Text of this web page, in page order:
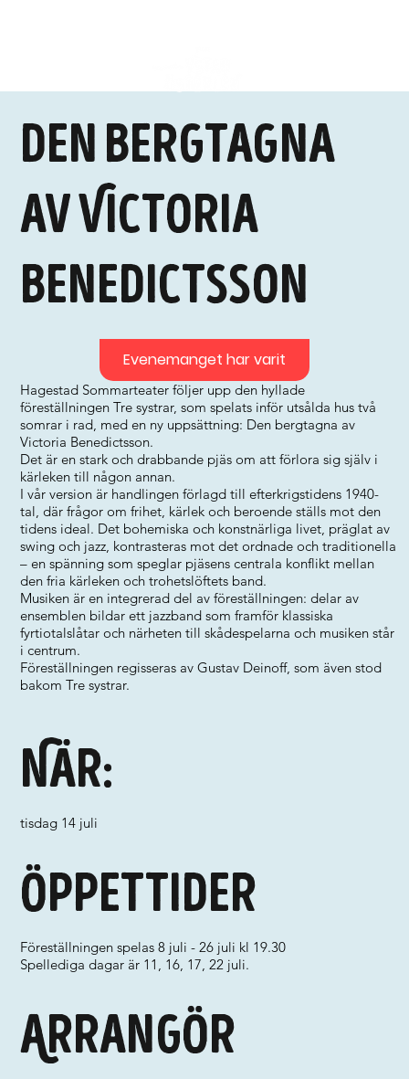
Den bergtagna
av Victoria
Benedictsson
Hagestad Sommarteater följer upp den hyllade
föreställningen Tre systrar, som spelats inför utsålda hus två
somrar i rad, med en ny uppsättning: Den bergtagna av
Victoria Benedictsson.
Det är en stark och drabbande pjäs om att förlora sig själv i
kärleken till någon annan.
I vår version är handlingen förlagd till efterkrigstidens 1940-
tal, där frågor om frihet, kärlek och beroende ställs mot den
tidens ideal. Det bohemiska och konstnärliga livet, präglat av
swing och jazz, kontrasteras mot det ordnade och traditionella
– en spänning som speglar pjäsens centrala konflikt mellan
den fria kärleken och trohetslöftets band.
Musiken är en integrerad del av föreställningen: delar av
ensemblen bildar ett jazzband som framför klassiska
fyrtiotalslåtar och närheten till skådespelarna och musiken står
i centrum.
Föreställningen regisseras av Gustav Deinoff, som även stod
bakom Tre systrar.
När:
tisdag 14 juli
Arrangör
Öppettider
Föreställningen spelas 8 juli - 26 juli kl 19.30
Spellediga dagar är 11, 16, 17, 22 juli.
Evenemanget har varit